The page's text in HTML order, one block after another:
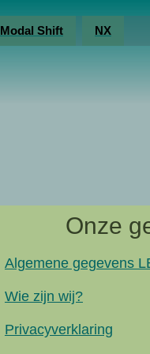
Modal Shift NX
Onze
Algemene gegevens
Wie zijn wij?
Privacyverklaring